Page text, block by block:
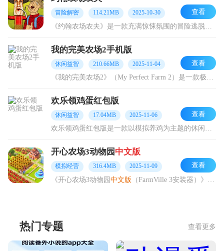
冒险解密 114.21MB 2025-10-30
《约翰农场农夫》是一款充满惊悚氛围的冒险逃脱解谜游戏。游戏场景设定在广袤的农场，玩家将在此开启惊心动魄的逃脱之旅。精彩的剧情与烧脑的解谜任务相互交织，紧张刺激的
查看
我的完美农场2手机版
休闲益智 210.66MB 2025-11-04 查看
欢乐领鸡蛋红包版
休闲益智 17.04MB 2025-11-06
欢乐领鸡蛋红包版是一款以模拟养鸡为主题的休闲益智游戏。玩家在游戏里，能随时随地于虚拟农场感受养鸡的趣味，并且收获鸡蛋。玩家通过完成每日任务获取养鸡饲料，在喂养小
查看
开心农场3动物园 中文版
模拟经营 316.4MB 2025-11-09
《开心农场3动物园中文版 （FarmVille 3安装器）》是一款以模拟经营为核心的农场游戏，整体采用可爱的卡通风格进行打造。在游戏里，玩家将化身为农场主，不仅要
查看
热门专题 查看更多